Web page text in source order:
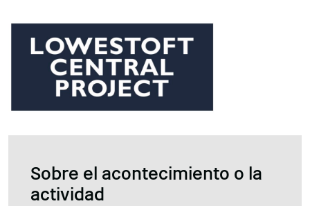
Sobre el acontecimiento o la
actividad